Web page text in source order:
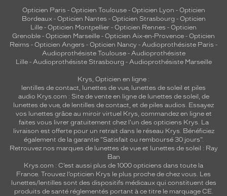
Opticien Paris - Opticien Toulouse- Opticien Lyon - Opticien
Bordeaux- Opticien Nantes - Opticien Strasbourg - Opticien
Lille - Opticien Montpellier - Opticien Rennes - Opticien
Grenoble - Opticien Marseille - Opticien Aix-en-Provence - Opticien
Reims - Opticien Angers - Opticien Nancy - Audioprothésiste Paris -
Audioprothésiste Toulouse- Audioprothésiste
Lille- Audioprothésiste Strasbourg - Audioprothésiste Marseille
Krys, Opticien en ligne :
lentilles de contact, lunettes de vue, lunettes de soleil et piles
audio Krys.com : Site de vente en ligne de lunettes de soleil, de
lunettes de vue, de lentilles de contact, et de piles audios. Essayez
vos lunettes grâce au miroir virtuel Krys, commandez en ligne et
faites vous livrer gratuitement chez l'un des opticiens Krys. La
livraison est offerte pour un retrait dans le réseau Krys. Bénéficiez
également de la garantie "Satisfait ou remboursé 30 jours".
Retrouvez nos marques de lunettes de vue et lunettes de soleil : Ray
Ban
Krys.com : C’est aussi plus de 1000 opticiens dans toute la
France. Trouvez l’opticien Krys le plus proche de chez vous. Les
lunettes/lentilles sont des dispositifs médicaux qui constituent des
produits de santé réglementés portant à ce titre le marquage CE.